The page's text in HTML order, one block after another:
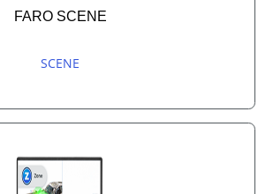
FARO SCENE
SCENE